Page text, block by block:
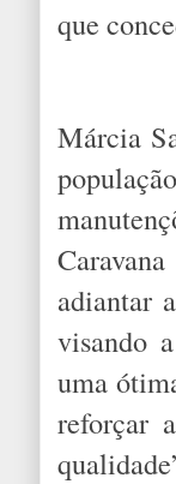
que
Márcia
adiantar
visando
uma
reforçar